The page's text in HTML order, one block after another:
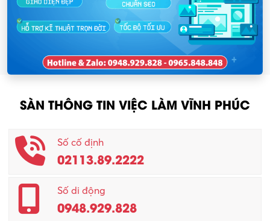
SÀN THÔNG TIN VIỆC LÀM VĨNH PHÚC
Số cố định
02113.89.2222
Số di động
0948.929.828